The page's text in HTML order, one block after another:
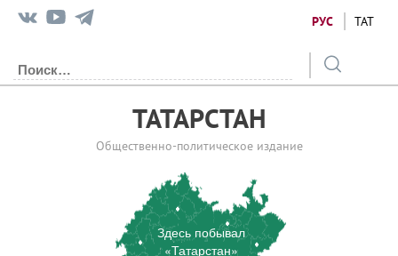
РУС ТАТ
ТАТАРСТАН
Общественно-политическое издание
Здесь побывал
«Татарстан»